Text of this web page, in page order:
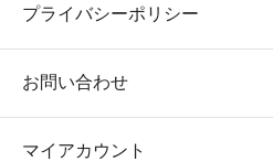
プライバシーポリシー
お問い合わせ
マイアカウント